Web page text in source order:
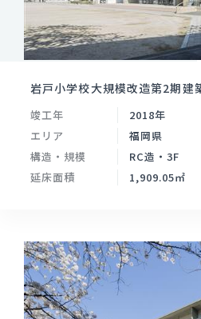
岩戸小学校大規模改造第2期建
竣工年
2018年
エリア
福岡県
構造・規模
RC造・3F
延床面積
1,909.05㎡